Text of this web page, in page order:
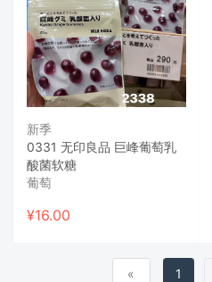
新季
0331 无印良品 巨峰葡萄乳
酸菌软糖
葡萄
¥16.00
« 1